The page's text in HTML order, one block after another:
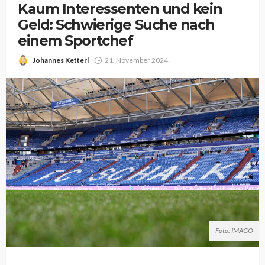
Kaum Interessenten und kein
Geld: Schwierige Suche nach
einem Sportchef
Johannes Ketterl 21. November 2024
Foto: IMAGO